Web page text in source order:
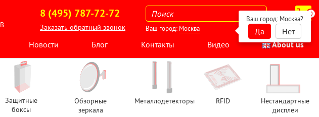
8 (495) 787-72-72
Заказать обратный звонок
0
Ваш город: Москва
Ваш город: Москва?
Да
Нет
Новости Блог Контакты Видео About us
Защитные
боксы
Обзорные
зеркала
Металлодетекторы RFID
Нестандартные
дисплеи